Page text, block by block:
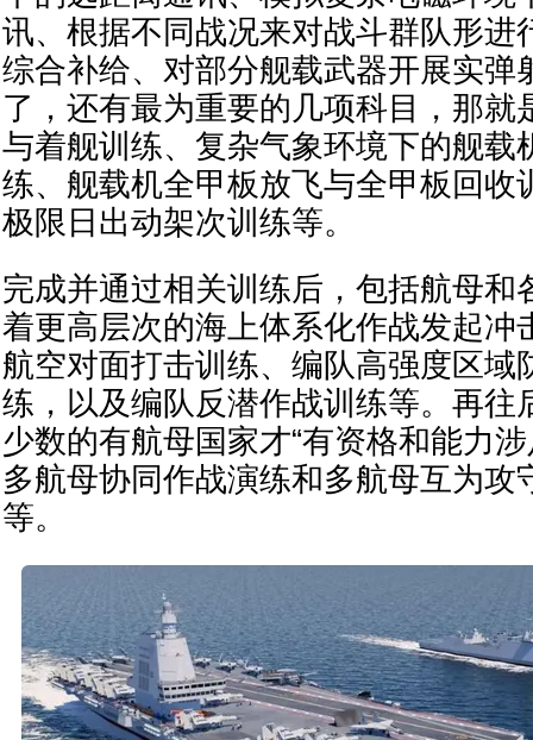
讯、根据不同战况来对战斗群队形进
综合补给、对部分舰载武器开展实弹
了，还有最为重要的几项科目，那就
与着舰训练、复杂气象环境下的舰载
练、舰载机全甲板放飞与全甲板回收
极限日出动架次训练等。
完成并通过相关训练后，包括航母和
着更高层次的海上体系化作战发起冲
航空对面打击训练、编队高强度区域
练，以及编队反潜作战训练等。再往
少数的有航母国家才“有资格和能力
多航母协同作战演练和多航母互为攻
等。